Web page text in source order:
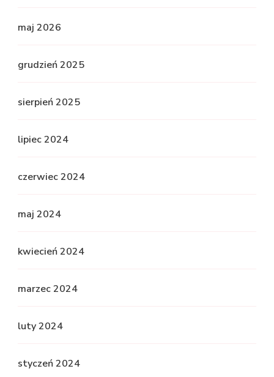
maj 2026
grudzień 2025
sierpień 2025
lipiec 2024
czerwiec 2024
maj 2024
kwiecień 2024
marzec 2024
luty 2024
styczeń 2024